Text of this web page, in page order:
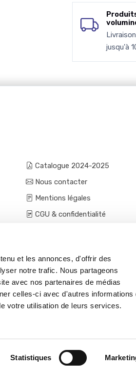
et les annonces, d'offrir des
notre trafic. Nous partageons
avec nos partenaires de médias
celles-ci avec d'autres informations
votre utilisation de leurs services.
Statistiques
jusqu'à
Catalogue 2024-2025
Nous contacter
Mentions légales
CGU & confidentialité